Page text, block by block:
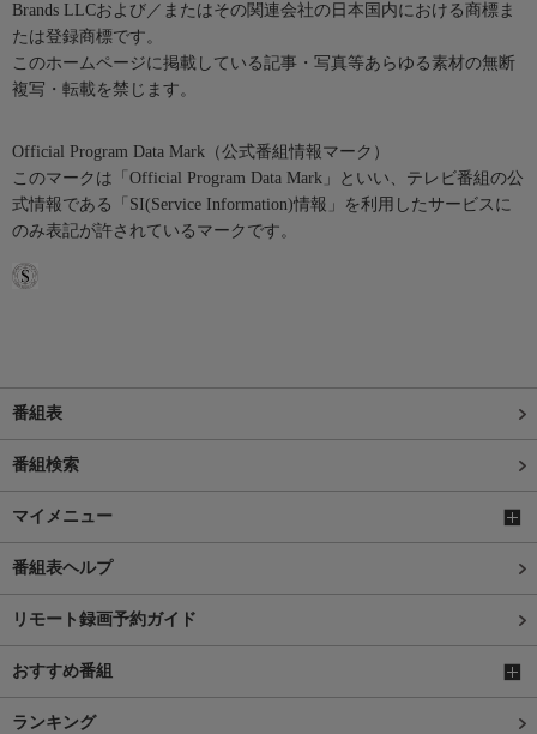
Brands LLCおよび／またはその関連会社の日本国内における商標ま
たは登録商標です。
このホームページに掲載している記事・写真等あらゆる素材の無断
複写・転載を禁じます。
Official Program Data Mark（公式番組情報マーク）
このマークは「Official Program Data Mark」といい、テレビ番組の公
式情報である「SI(Service Information)情報」を利用したサービスに
のみ表記が許されているマークです。
番組表
番組検索
マイメニュー
番組表ヘルプ
リモート録画予約ガイド
おすすめ番組
ランキング